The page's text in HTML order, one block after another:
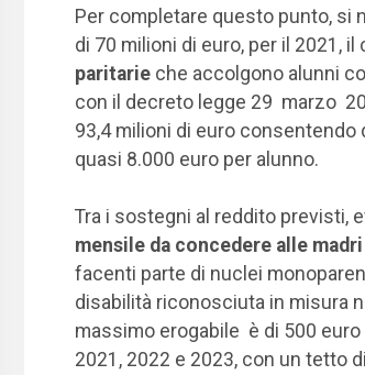
Per completare questo punto, si
di 70 milioni di euro, per il 2021,
paritarie che accolgono alunni
con il decreto legge 29 marzo
93,4 milioni di euro
quasi 8.000 euro per alunno.
Tra i sostegni al reddito previsti,
mensile da concedere alle
facenti parte di nuclei
disabilità riconosciuta in misura
massimo erogabile è di 500
2021, 2022 e 2023, con un tetto